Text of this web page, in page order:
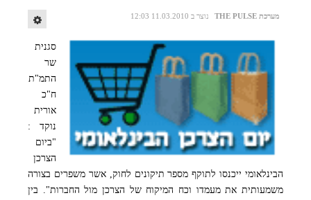
מערכת THE PULSE נוצר ב 11.03.2010 12:03
סגנית
שר
התמ"ת
ח"כ
אורית
נוקד :
"ביום
הצרכן
הבינלאומי ייכנסו לתוקף מספר תיקונים לחוק, אשר משפרים בצורה
משמעותית את מעמדו וכח המיקוח של הצרכן מול החברות". בין